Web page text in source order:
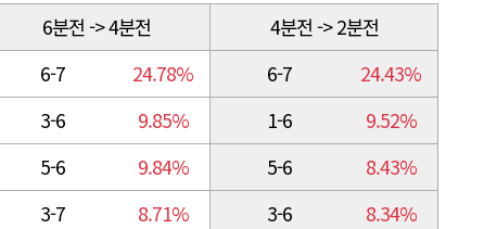
6분전 -> 4분전
4분전 -> 2분전
6-7 24.78% 6-7
24.43%
3-6 9.85% 1-6
9.52%
5-6 9.84% 5-6
8.43%
3-7 8.71% 3-6
8.34%